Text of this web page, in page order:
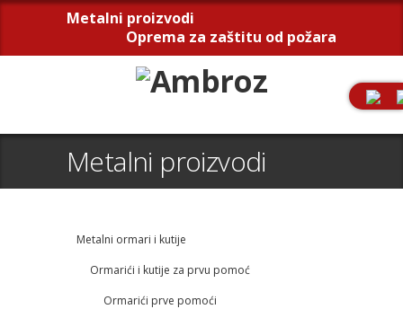
Metalni proizvodi
Oprema za zaštitu od požara
Metalni proizvodi
Metalni ormari i kutije
Ormarići i kutije za prvu pomoć
Ormarići prve pomoći